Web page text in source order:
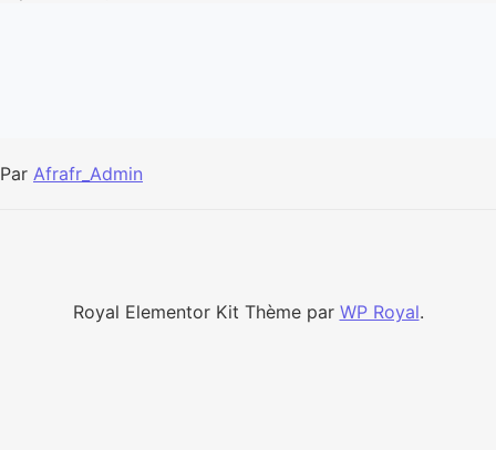
Par Afrafr_Admin
Royal Elementor Kit Thème par WP Royal.